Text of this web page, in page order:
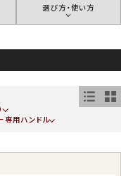
選び方・使い方
専用ハンドル